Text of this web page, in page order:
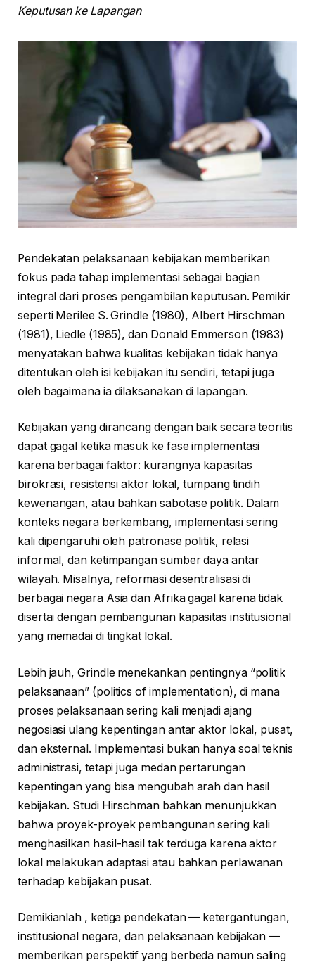
Keputusan ke Lapangan
Pendekatan pelaksanaan kebijakan memberikan
fokus pada tahap implementasi sebagai bagian
integral dari proses pengambilan keputusan. Pemikir
seperti Merilee S. Grindle (1980), Albert Hirschman
(1981), Liedle (1985), dan Donald Emmerson (1983)
menyatakan bahwa kualitas kebijakan tidak hanya
ditentukan oleh isi kebijakan itu sendiri, tetapi juga
oleh bagaimana ia dilaksanakan di lapangan.
Kebijakan yang dirancang dengan baik secara teoritis
dapat gagal ketika masuk ke fase implementasi
karena berbagai faktor: kurangnya kapasitas
birokrasi, resistensi aktor lokal, tumpang tindih
kewenangan, atau bahkan sabotase politik. Dalam
konteks negara berkembang, implementasi sering
kali dipengaruhi oleh patronase politik, relasi
informal, dan ketimpangan sumber daya antar
wilayah. Misalnya, reformasi desentralisasi di
berbagai negara Asia dan Afrika gagal karena tidak
disertai dengan pembangunan kapasitas institusional
yang memadai di tingkat lokal.
Lebih jauh, Grindle menekankan pentingnya “politik
pelaksanaan” (politics of implementation), di mana
proses pelaksanaan sering kali menjadi ajang
negosiasi ulang kepentingan antar aktor lokal, pusat,
dan eksternal. Implementasi bukan hanya soal teknis
administrasi, tetapi juga medan pertarungan
kepentingan yang bisa mengubah arah dan hasil
kebijakan. Studi Hirschman bahkan menunjukkan
bahwa proyek-proyek pembangunan sering kali
menghasilkan hasil-hasil tak terduga karena aktor
lokal melakukan adaptasi atau bahkan perlawanan
terhadap kebijakan pusat.
Demikianlah , ketiga pendekatan — ketergantungan,
institusional negara, dan pelaksanaan kebijakan —
memberikan perspektif yang berbeda namun saling